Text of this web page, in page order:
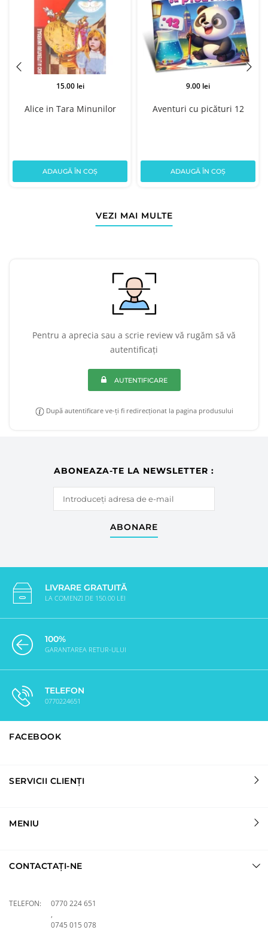
Alice in Tara Minunilor
15.00 lei
ADAUGĂ ÎN COȘ
Aventuri cu picături 12
9.00 lei
ADAUGĂ ÎN COȘ
VEZI MAI MULTE
Pentru a aprecia sau a scrie review vă rugăm să vă
autentificați
AUTENTIFICARE
După autentificare ve-ți fi redirecționat la pagina produsului
ABONEAZA-TE LA NEWSLETTER :
ABONARE
LIVRARE GRATUITĂ
LA COMENZI DE 150.00 LEI
100%
GARANTAREA RETUR-ULUI
TELEFON
0770224651
FACEBOOK
SERVICII CLIENȚI
MENIU
CONTACTAȚI-NE
TELEFON:
0770 224 651
,
0745 015 078